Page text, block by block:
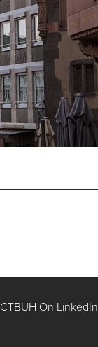
CTBUH On LinkedIn